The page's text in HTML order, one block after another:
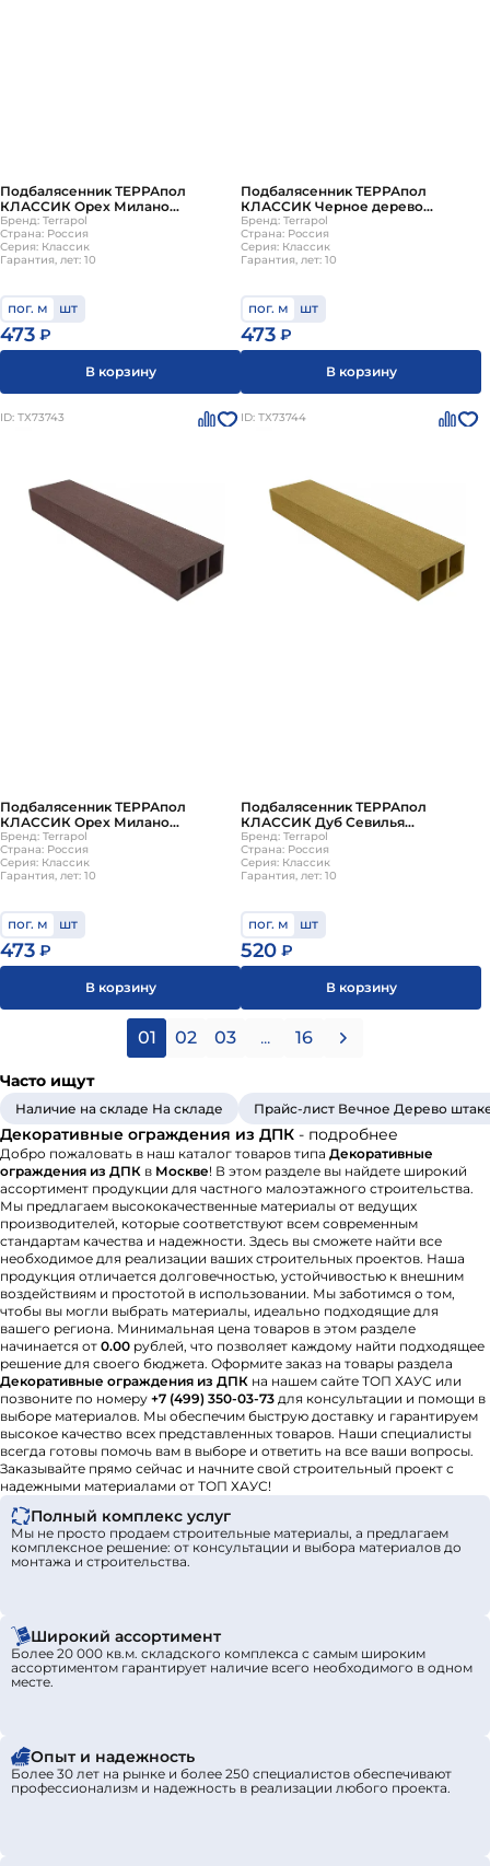
Подбалясенник ТЕРРАпол
КЛАССИК Орех Милано
70х35х2400мм
Бренд: Terrapol
Страна: Россия
Серия: Классик
Гарантия, лет: 10
пог. м шт
473 ₽
В корзину
Подбалясенник ТЕРРАпол
КЛАССИК Черное дерево
70х35х3000мм
Бренд: Terrapol
Страна: Россия
Серия: Классик
Гарантия, лет: 10
пог. м шт
473 ₽
В корзину
ID: ТХ73743
Подбалясенник ТЕРРАпол
КЛАССИК Орех Милано
70х35х3000мм
Бренд: Terrapol
Страна: Россия
Серия: Классик
Гарантия, лет: 10
пог. м шт
473 ₽
В корзину
ID: ТХ73744
Подбалясенник ТЕРРАпол
КЛАССИК Дуб Севилья
70х35х3000мм
Бренд: Terrapol
Страна: Россия
Серия: Классик
Гарантия, лет: 10
пог. м шт
520 ₽
В корзину
01 02 03 ... 16
Часто ищут
Наличие на складе На складе Прайс-лист Вечное Дерево
Декоративные ограждения из ДПК - подробнее
Добро пожаловать в наш каталог товаров типа Декоративные
ограждения из ДПК в Москве! В этом разделе вы найдете широкий
ассортимент продукции для частного малоэтажного строительства.
Мы предлагаем высококачественные материалы от ведущих
производителей, которые соответствуют всем современным
стандартам качества и надежности. Здесь вы сможете найти все
необходимое для реализации ваших строительных проектов. Наша
продукция отличается долговечностью, устойчивостью к внешним
воздействиям и простотой в использовании. Мы заботимся о том,
чтобы вы могли выбрать материалы, идеально подходящие для
вашего региона. Минимальная цена товаров в этом разделе
начинается от 0.00 рублей, что позволяет каждому найти подходящее
решение для своего бюджета. Оформите заказ на товары раздела
Декоративные ограждения из ДПК на нашем сайте ТОП ХАУС или
позвоните по номеру +7 (499) 350-03-73 для консультации и помощи в
выборе материалов. Мы обеспечим быструю доставку и гарантируем
высокое качество всех представленных товаров. Наши специалисты
всегда готовы помочь вам в выборе и ответить на все ваши вопросы.
Заказывайте прямо сейчас и начните свой строительный проект с
надежными материалами от ТОП ХАУС!
Полный комплекс услуг
Мы не просто продаем строительные материалы, а предлагаем
комплексное решение: от консультации и выбора материалов до
монтажа и строительства.
Широкий ассортимент
Более 20 000 кв.м. складского комплекса с самым широким
ассортиментом гарантирует наличие всего необходимого в одном
месте.
Опыт и надежность
Более 30 лет на рынке и более 250 специалистов обеспечивают
профессионализм и надежность в реализации любого проекта.